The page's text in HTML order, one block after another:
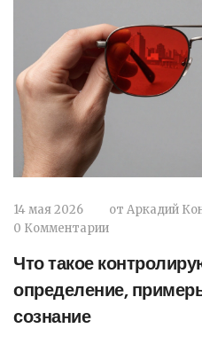
14 мая 2026 от Аркадий
0 Комментарии
Что такое
определение,
сознание